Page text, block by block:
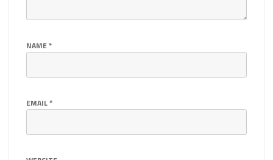
NAME*
EMAIL*